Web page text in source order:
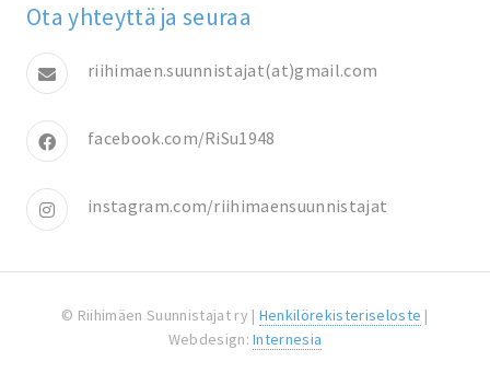
Ota yhteyttä ja seuraa
riihimaen.suunnistajat(at)gmail.com
facebook.com/RiSu1948
instagram.com/riihimaensuunnistajat
© Riihimäen Suunnistajat ry | Henkilörekisteriseloste |
Webdesign:Internesia